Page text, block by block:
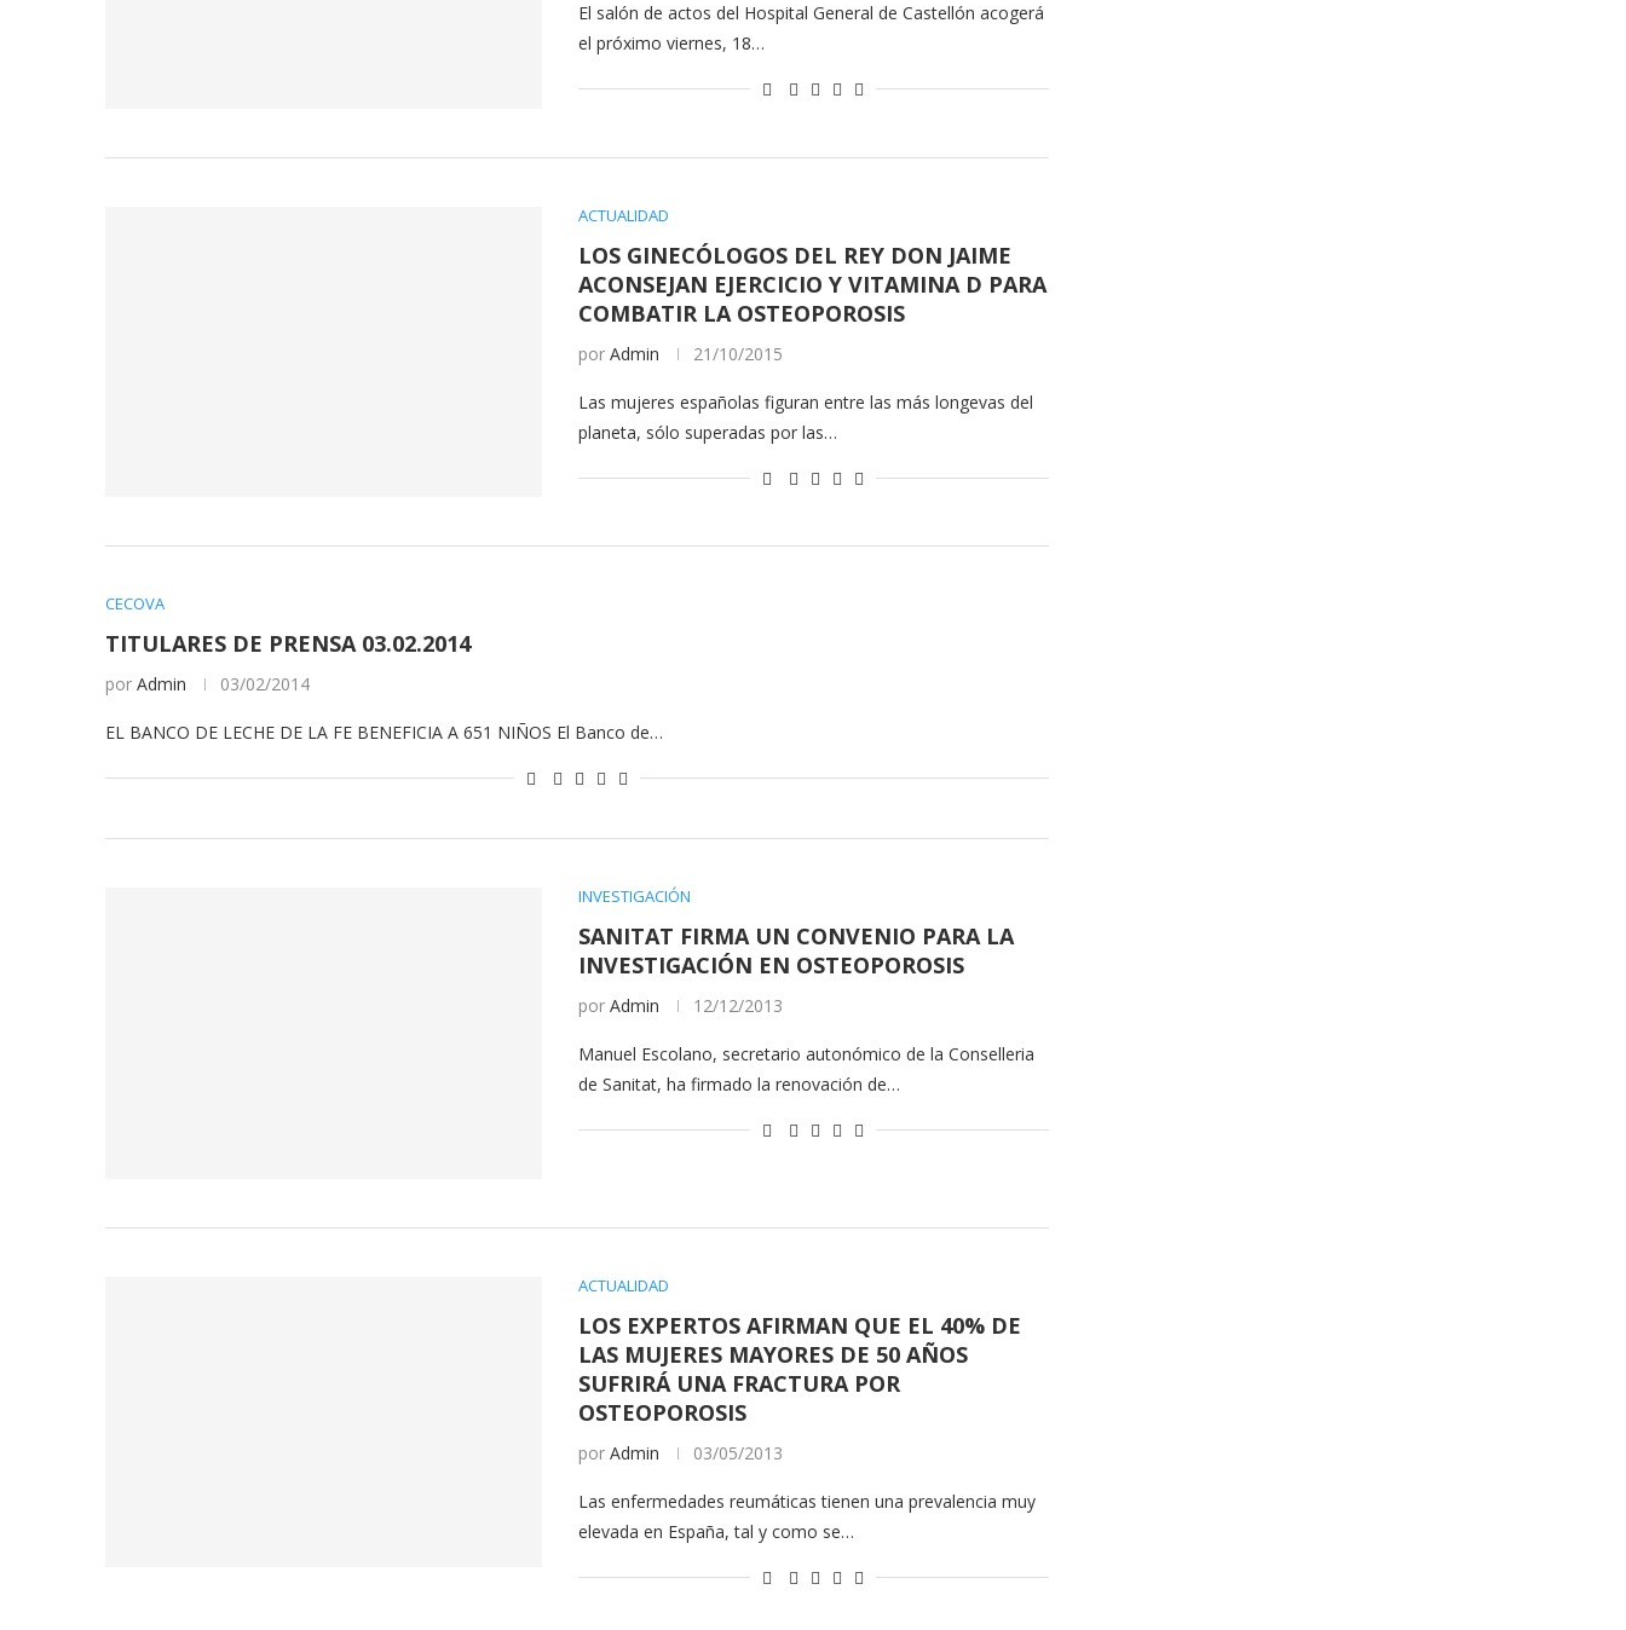
El salón de actos del Hospital General de Castellón acogerá
el próximo viernes, 18…
ACTUALIDAD
LOS GINECÓLOGOS DEL REY DON JAIME
ACONSEJAN EJERCICIO Y VITAMINA D PARA
COMBATIR LA OSTEOPOROSIS
por Admin 21/10/2015
Las mujeres españolas figuran entre las más longevas del
planeta, sólo superadas por las…
CECOVA
TITULARES DE PRENSA 03.02.2014
por Admin 03/02/2014
EL BANCO DE LECHE DE LA FE BENEFICIA A 651 NIÑOS El Banco de…
INVESTIGACIÓN
SANITAT FIRMA UN CONVENIO PARA LA
INVESTIGACIÓN EN OSTEOPOROSIS
por Admin 12/12/2013
Manuel Escolano, secretario autonómico de la Conselleria
de Sanitat, ha firmado la renovación de…
ACTUALIDAD
LOS EXPERTOS AFIRMAN QUE EL 40% DE
LAS MUJERES MAYORES DE 50 AÑOS
SUFRIRÁ UNA FRACTURA POR
OSTEOPOROSIS
por Admin 03/05/2013
Las enfermedades reumáticas tienen una prevalencia muy
elevada en España, tal y como se…